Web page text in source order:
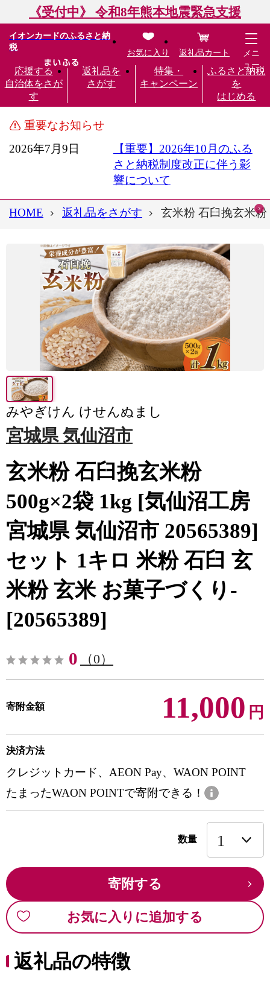
《受付中》 令和8年熊本地震緊急支援
イオンカードのふるさと納
税
応援する
自治体をさが
す
返礼品を
さがす
特集・
キャンペーン
ふるさと納税
を
はじめる
お気に入り 返礼品カート
メニ
ュー
重要なお知らせ
2026年7月9日
【重要】2026年10月のふる
さと納税制度改正に伴う影
響について
HOME 返礼品をさがす 玄米粉 石臼挽玄米
みやぎけん けせんぬまし
宮城県 気仙沼市
玄米粉 石臼挽玄米粉
500g×2袋 1kg [気仙沼工房
宮城県 気仙沼市 20565389]
セット 1キロ 米粉 石臼 玄
米粉 玄米 お菓子づくり-
[20565389]
0 （0）
寄附金額 11,000 円
決済方法
クレジットカード、AEON Pay、WAON POINT
たまったWAON POINTで寄附できる！
数量
寄附する
お気に入りに追加する
返礼品の特徴